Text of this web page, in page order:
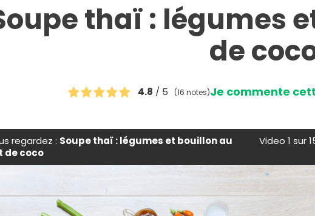
thaï : légumes
de
4.8 / 5 (16 notes)Je commente
regardez : Soupe thaï : légumes et bouillon au
de coco
Video 1 sur